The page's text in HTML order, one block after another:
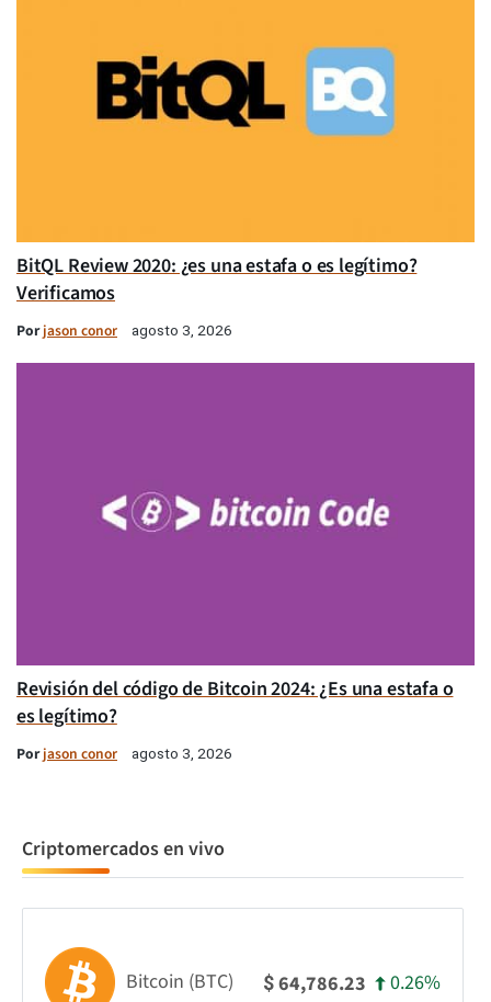
BitQL Review 2020: ¿es una estafa o es legítimo?
Verificamos
Porjason conor agosto 3, 2026
Revisión del código de Bitcoin 2024: ¿Es una estafa o
es legítimo?
Porjason conor agosto 3, 2026
Criptomercados en vivo
Bitcoin (BTC) $64,786.23 0.26%